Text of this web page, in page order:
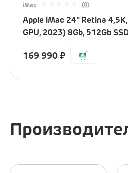
iMac (0)
Apple iMac 24" Retina
GPU, 2023) 8Gb, 512Gb
169 990₽